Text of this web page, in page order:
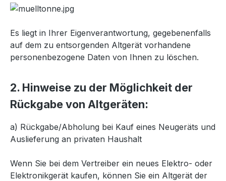
Es liegt in Ihrer Eigenverantwortung, gegebenenfalls
auf dem zu entsorgenden Altgerät vorhandene
personenbezogene Daten von Ihnen zu löschen.
2. Hinweise zu der Möglichkeit der
Rückgabe von Altgeräten:
a) Rückgabe/Abholung bei Kauf eines Neugeräts und
Auslieferung an privaten Haushalt
Wenn Sie bei dem Vertreiber ein neues Elektro- oder
Elektronikgerät kaufen, können Sie ein Altgerät der